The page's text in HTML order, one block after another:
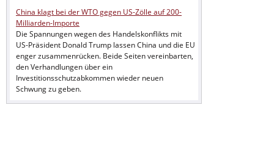
China klagt bei der WTO gegen US-Zölle auf 200-
Milliarden-Importe
Die Spannungen wegen des Handelskonflikts mit
US-Präsident Donald Trump lassen China und die EU
enger zusammenrücken. Beide Seiten vereinbarten,
den Verhandlungen über ein
Investitionsschutzabkommen wieder neuen
Schwung zu geben.
Linda Marlen Runge: GZSZ-Aus! Schauspielerin